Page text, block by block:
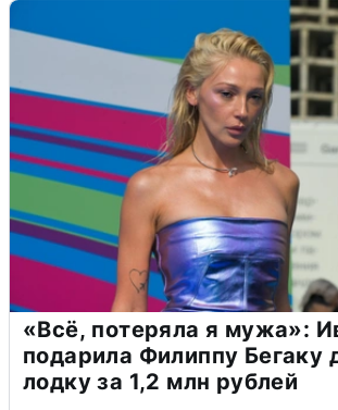
«Всё, потеряла я мужа»:
подарила Филиппу Бегаку
лодку за 1,2 млн рублей